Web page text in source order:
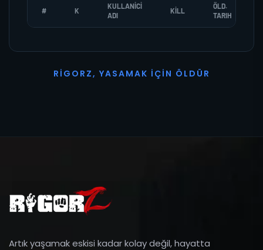
# K
KULLANICI
ADI
KILL
ÖLD.
TARIH
R I G O R Z, YASAMAK İ ÇI N Ö L D Ü R
Artık yaşamak eskisi kadar kolay değil, hayatta